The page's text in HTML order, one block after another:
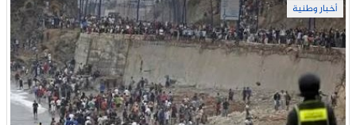
أخبار وطنية